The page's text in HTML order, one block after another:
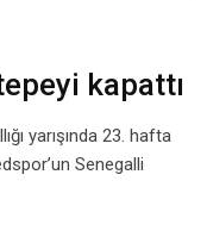
kapattı
yarışında 23. hafta
Senegalli